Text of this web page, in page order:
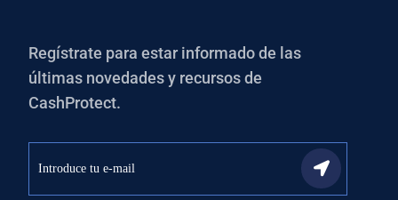
Regístrate para estar informado de las
últimas novedades y recursos de
CashProtect.